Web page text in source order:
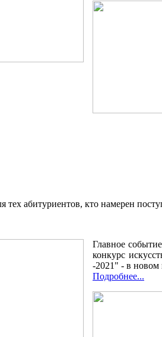
тех абитуриентов, кто намерен
Главное
конкурс
-2021" - в новом
Подробнее...